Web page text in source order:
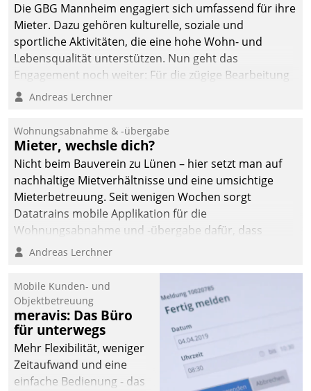
Die GBG Mannheim engagiert sich umfassend für ihre
Mieter. Dazu gehören kulturelle, soziale und
sportliche Aktivitäten, die eine hohe Wohn- und
Lebensqualität unterstützen. Nun geht das
Engagement noch weiter: Für die zügige Bearbeitung
von Beschwerden – oder Lob – richtet das
und Beschwerde-Management einen eigenen Kanal
ein.
Andreas Lerchner
Wohnungsabnahme & -übergabe
Mieter, wechsle dich?
Nicht beim Bauverein zu Lünen – hier setzt man auf
nachhaltige Mietverhältnisse und eine umsichtige
Mieterbetreuung. Seit wenigen Wochen sorgt
Datatrains mobile Applikation für die
Wohnungsabnahme und -übergabe dafür, dass
Mieter wohlgeordnet kommen und, so es sein muss,
Andreas Lerchner
Mobile Kunden- und
Objektbetreuung
meravis: Das Büro
für unterwegs
Mehr Flexibilität, weniger
Zeitaufwand und eine
einfache Bedienung - das